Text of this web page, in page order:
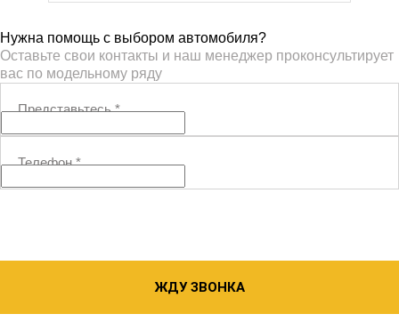
Нужна помощь с выбором автомобиля?
Оставьте свои контакты и наш менеджер проконсультирует
вас по модельному ряду
Представьтесь*
Телефон*
ЖДУ ЗВОНКА